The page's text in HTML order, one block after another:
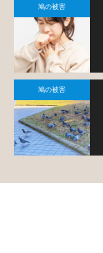
鳩の被害
鳩の被害